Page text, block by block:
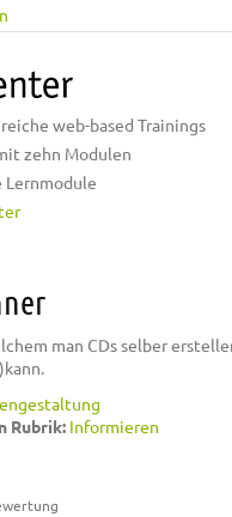
web-based Trainings
zehn Modulen
man CDs selber
Rubrik: Informieren